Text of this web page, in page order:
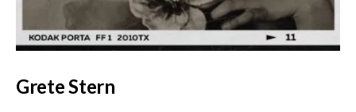
Grete Stern